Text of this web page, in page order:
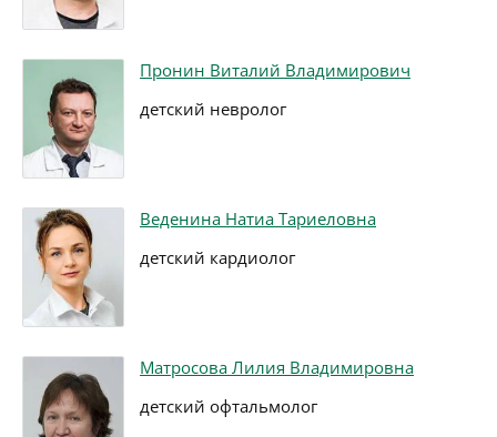
Пронин Виталий Владимирович
детский невролог
Веденина Натиа Тариеловна
детский кардиолог
Матросова Лилия Владимировна
детский офтальмолог